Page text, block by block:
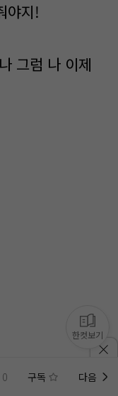
야지!
그럼 나 이제
0 구독 다음
한컷보기
미노벨 앱설치하기